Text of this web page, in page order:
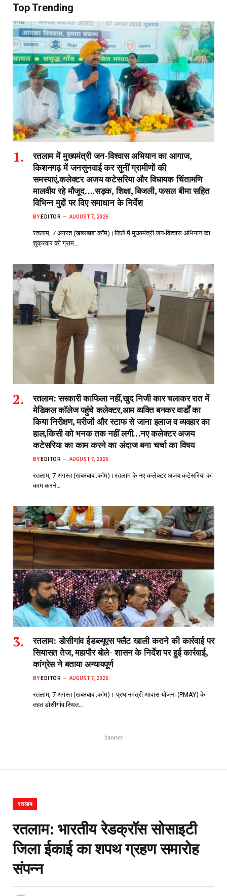
Top Trending
रतलाम में मुख्यमंत्री जन-विश्वास अभियान का आगाज,
किशनगढ़ में जनसुनवाई कर सुनीं ग्रामीणों की
समस्याएं,कलेक्टर अजय कटेसरिया और विधायक चिंतामणि
मालवीय रहे मौजूद….सड़क, शिक्षा, बिजली, फसल बीमा सहित
विभिन्न मुद्दों पर दिए समाधान के निर्देश
BY EDITOR AUGUST 7, 2026
रतलाम, 7 अगस्त (खबरबाबा.कॉम)।जिले में मुख्यमंत्री जन-विश्वास अभियान का
शुक्रवार को ग्राम…
रतलाम: सरकारी काफिला नहीं,खुद निजी कार चलाकर रात में
मेडिकल कॉलेज पहुंचे कलेक्टर,आम व्यक्ति बनकर वार्डों का
किया निरीक्षण, मरीजों और स्टाफ से जाना इलाज व व्यवहार का
हाल,किसी को भनक तक नहीं लगी…नए कलेक्टर अजय
कटेसरिया का काम करने का अंदाज बना चर्चा का विषय
BY EDITOR AUGUST 7, 2026
रतलाम, 7 अगस्त (खबरबाबा.कॉम)।रतलाम के नए कलेक्टर अजय कटेसरिया का
काम करने…
रतलाम: डोसीगांव ईडब्ल्यूएस फ्लैट खाली कराने की कार्रवाई पर
सियासत तेज, महापौर बोले- शासन के निर्देश पर हुई कार्रवाई,
कांग्रेस ने बताया अन्यायपूर्ण
BY EDITOR AUGUST 7, 2026
रतलाम, 7 अगस्त (खबरबाबा.कॉम)। प्रधानमंत्री आवास योजना (PMAY) के
तहत डोसीगांव स्थित…
banner
रतलाम
रतलाम: भारतीय रेडक्रॉस सोसाइटी
जिला ईकाई का शपथ ग्रहण समारोह
संपन्न